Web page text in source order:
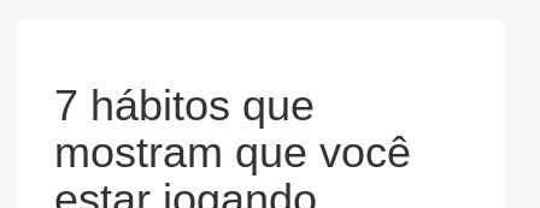
7 hábitos que
mostram que você